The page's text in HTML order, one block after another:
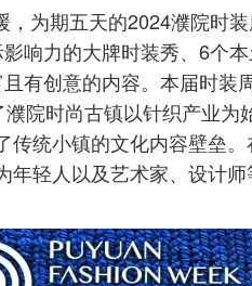
为期五天的2024濮院时
响力的大牌时装秀、6个
有创意的内容。本届时装
院时尚古镇以针织产业为
统小镇的文化内容壁垒
轻人以及艺术家、设计师